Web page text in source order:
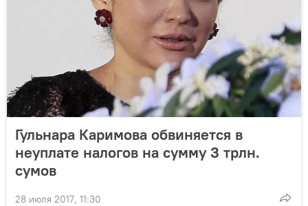
Гульнара Каримова обвиняется в
неуплате налогов на сумму 3 трлн.
сумов
28 июля 2017, 11:30